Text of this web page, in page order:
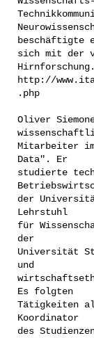
beschäftigte
sich mit der
Hirnforschung.
http://
.php
Oliver
Mitarbeiter
Data". Er
studierte
der
Lehrstuhl
für
der
Universität
und
Es folgten
Tätigkeiten
Koordinator
des